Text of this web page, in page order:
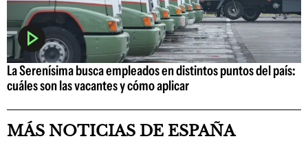
La Serenísima busca empleados en distintos puntos del país:
cuáles son las vacantes y cómo aplicar
MÁS NOTICIAS DE ESPAÑA